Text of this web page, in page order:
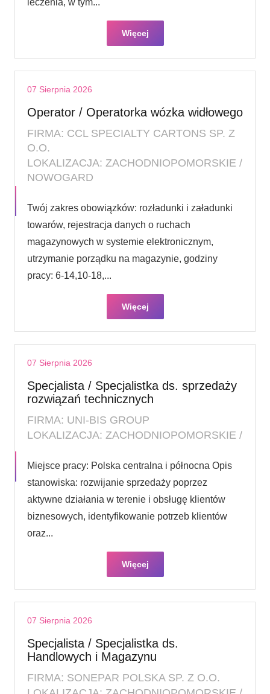
leczenia, w tym...
Więcej
07 Sierpnia 2026
Operator / Operatorka wózka widłowego
FIRMA: CCL SPECIALTY CARTONS SP. Z
O.O.
LOKALIZACJA: ZACHODNIOPOMORSKIE /
NOWOGARD
Twój zakres obowiązków: rozładunki i załadunki
towarów, rejestracja danych o ruchach
magazynowych w systemie elektronicznym,
utrzymanie porządku na magazynie, godziny
pracy: 6-14,10-18,...
Więcej
07 Sierpnia 2026
Specjalista / Specjalistka ds. sprzedaży
rozwiązań technicznych
FIRMA: UNI-BIS GROUP
LOKALIZACJA: ZACHODNIOPOMORSKIE /
Miejsce pracy: Polska centralna i północna Opis
stanowiska: rozwijanie sprzedaży poprzez
aktywne działania w terenie i obsługę klientów
biznesowych, identyfikowanie potrzeb klientów
oraz...
Więcej
07 Sierpnia 2026
Specjalista / Specjalistka ds.
Handlowych i Magazynu
FIRMA: SONEPAR POLSKA SP. Z O.O.